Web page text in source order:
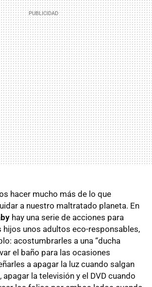
hacer mucho más de lo que
a nuestro maltratado planeta. En
hay una serie de acciones para
hijos unos adultos eco-responsables,
acostumbrarles a una “ducha
el baño para las ocasiones
a apagar la luz cuando salgan
apagar la televisión y el DVD cuando